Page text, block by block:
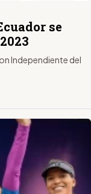
se
Independiente del